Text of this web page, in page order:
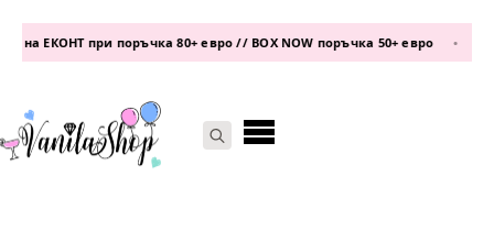
ЕКОНТ при поръчка 80+ евро // BOX NOW поръчка 50+ евро